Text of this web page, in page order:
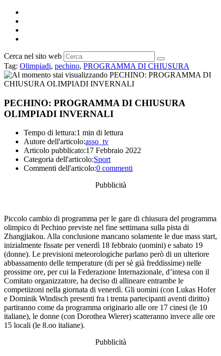
Cerca nel sito web
Tag: Olimpiadi, pechino, PROGRAMMA DI CHIUSURA
PECHINO: PROGRAMMA DI CHIUSURA
OLIMPIADI INVERNALI
Tempo di lettura:1 min di lettura
Autore dell'articolo:asso_tv
Articolo pubblicato:17 Febbraio 2022
Categoria dell'articolo:Sport
Commenti dell'articolo:0 commenti
Pubblicità
Piccolo cambio di programma per le gare di chiusura del programma
olimpico di Pechino previste nel fine settimana sulla pista di
Zhangjiakou. Alla conclusione mancano solamente le due mass start,
inizialmente fissate per venerdì 18 febbraio (uomini) e sabato 19
(donne). Le previsioni meteorologiche parlano però di un ulteriore
abbassamento delle temperature (di per sè già freddissime) nelle
prossime ore, per cui la Federazione Internazionale, d’intesa con il
Comitato organizzatore, ha deciso di allineare entrambe le
competiizoni nella giornata di venerdì. Gli uomini (con Lukas Hofer
e Dominik Windisch presenti fra i trenta partecipanti aventi diritto)
partiranno come da programma originario alle ore 17 cinesi (le 10
italiane), le donne (con Dorothea Wierer) scatteranno invece alle ore
15 locali (le 8.oo italiane).
Pubblicità